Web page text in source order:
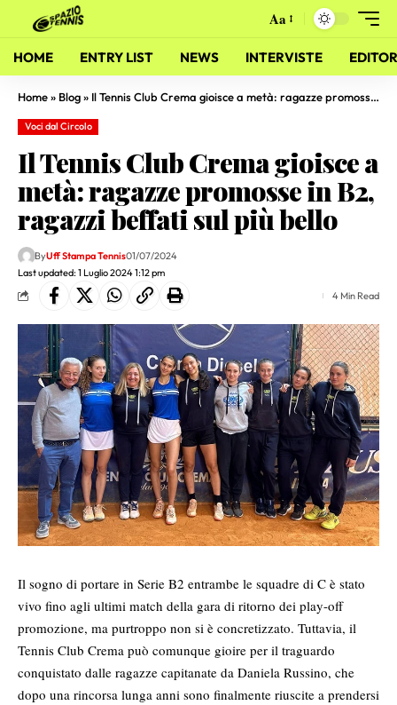
Aa
HOME ENTRY LIST NEWS INTERVISTE
Home» Blog» Il Tennis Club Crema gioisce a metà: ragazze promosse in B2, ragazzi beffati sul più bello
Voci dal Circolo
Il Tennis Club Crema gioisce a
metà: ragazze promosse in B2,
ragazzi beffati sul più bello
Last updated: 1 Luglio 2024 1:12 pm
ByUff Stampa Tennis01/07/2024
4 Min Read
Il sogno di portare in Serie B2 entrambe le squadre di C è stato
vivo fino agli ultimi match della gara di ritorno dei play-off
promozione, ma purtroppo non si è concretizzato. Tuttavia, il
Tennis Club Crema può comunque gioire per il traguardo
conquistato dalle ragazze capitanate da Daniela Russino, che
dopo una rincorsa lunga anni sono finalmente riuscite a prendersi